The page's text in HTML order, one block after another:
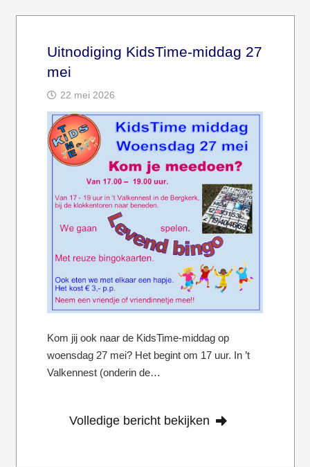
Uitnodiging KidsTime-middag 27
mei
22 mei 2026
Kom jij ook naar de KidsTime-middag op
woensdag 27 mei? Het begint om 17 uur. In ’t
Valkennest (onderin de…
Volledige bericht bekijken